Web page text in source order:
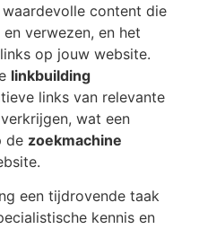
content die
verwezen, en het
op jouw website.
linkbuilding
links van relevante
wat een
de zoekmachine
een tijdrovende taak
kennis en